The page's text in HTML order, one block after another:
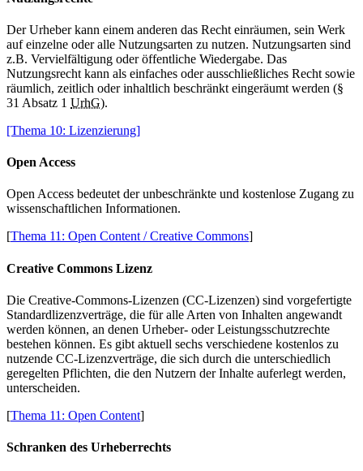
Der Urheber kann einem anderen das Recht einräumen, sein Werk
auf einzelne oder alle Nutzungsarten zu nutzen. Nutzungsarten sind
z.B. Vervielfältigung oder öffentliche Wiedergabe. Das
Nutzungsrecht kann als einfaches oder ausschließliches Recht sowie
räumlich, zeitlich oder inhaltlich beschränkt eingeräumt werden (§
31 Absatz 1 UrhG).
[Thema 10: Lizenzierung]
Open Access
Open Access bedeutet der unbeschränkte und kostenlose Zugang zu
wissenschaftlichen Informationen.
[Thema 11: Open Content / Creative Commons]
Creative Commons Lizenz
Die Creative-Commons-Lizenzen (CC-Lizenzen) sind vorgefertigte
Standardlizenzverträge, die für alle Arten von Inhalten angewandt
werden können, an denen Urheber- oder Leistungsschutzrechte
bestehen können. Es gibt aktuell sechs verschiedene kostenlos zu
nutzende CC-Lizenzverträge, die sich durch die unterschiedlich
geregelten Pflichten, die den Nutzern der Inhalte auferlegt werden,
unterscheiden.
[Thema 11: Open Content]
Schranken des Urheberrechts